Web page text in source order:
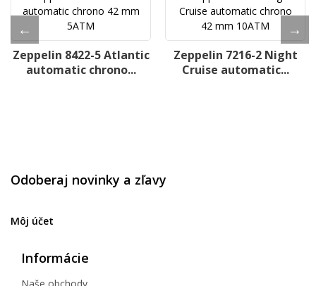
Zeppelin 8422-5 Atlantic
automatic chrono...
Zeppelin 7216-2 Night
Cruise automatic...
Odoberaj novinky a zľavy
Môj účet
Informácie